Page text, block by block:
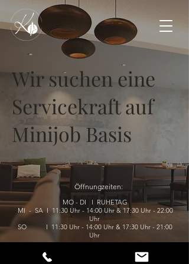
Wir suchen eine
Servicekraft auf
Minijob Basis
Öffnungzeiten:
MO - DI I RUHETAG
MI - SA I 11:30 Uhr - 14:00 Uhr &17:30 Uhr - 22:00
Uhr
SO I 11:30 Uhr - 14:00 Uhr & 17:30 Uhr - 21:00
Uhr